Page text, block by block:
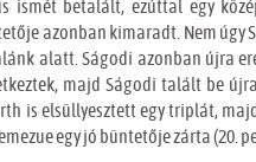
ismét betalált, ezúttal egy
azonban kimaradt. Nem úgy
alatt. Ságodi azonban újra
majd Ságodi talált be
is elsüllyesztett egy triplát,
egy jó büntetője zárta (20.